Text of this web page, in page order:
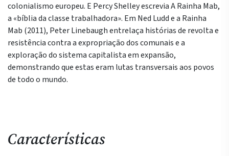
colonialismo europeu. E Percy Shelley escrevia A Rainha Mab,
a «bíblia da classe trabalhadora». Em Ned Ludd e a Rainha
Mab (2011), Peter Linebaugh entrelaça histórias de revolta e
resistência contra a expropriação dos comunais e a
exploração do sistema capitalista em expansão,
demonstrando que estas eram lutas transversais aos povos
de todo o mundo.
Características